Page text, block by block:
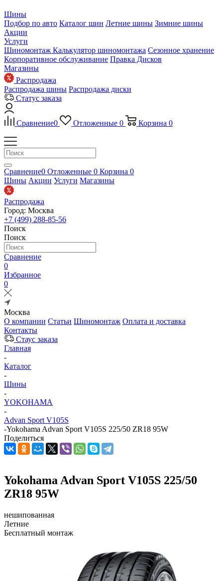
Шины
Подбор по авто Каталог шин Летние шины Зимние шины
Акции
Услуги
Шиномонтаж Калькулятор шиномонтажа Сезонное хранение
Корпоративное обслуживание Правка Дисков
Магазины
Распродажа
Распродажа шины Распродажа диски
Статус заказа
Сравнение0 Отложенные 0 Корзина 0
Сравнение0 Отложенные 0 Корзина 0
Шины Акции Услуги Магазины
Распродажа
Город: Москва
+7 (499) 288-85-56
Поиск
Поиск
Сравнение
0
Избранное
0
Москва
О компании Статьи Шиномонтаж Оплата и доставка
Контакты
Стаус заказа
Главная
-
Каталог
-
Шины
-
YOKOHAMA
-
Advan Sport V105S
-Yokohama Advan Sport V105S 225/50 ZR18 95W
Поделиться
Yokohama Advan Sport V105S 225/50
ZR18 95W
нешипованная
Летние
Бесплатный монтаж